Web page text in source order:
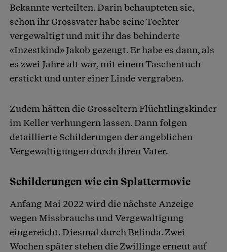
Bekannte verteilten. Darin behaupteten sie,
schon ihr Grossvater habe seine Tochter
vergewaltigt und mit ihr das behinderte
«Inzestkind» Jakob gezeugt. Er habe es dann, als
es zwei Jahre alt war, mit einem Taschentuch
erstickt und unter einer Linde vergraben.
Zudem hätten die Grosseltern Flüchtlingskinder
im Keller verhungern lassen. Dann folgen
detaillierte Schilderungen der angeblichen
Vergewaltigungen durch ihren Vater.
Schilderungen wie ein Splattermovie
Anfang Mai 2022 wird die nächste Anzeige
wegen Missbrauchs und Vergewaltigung
eingereicht. Diesmal durch Belinda. Zwei
Wochen später stehen die Zwillinge erneut auf